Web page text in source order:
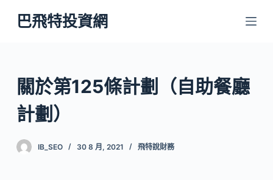
跳
至
內
容
巴飛特投資網
關於第125條計劃（自助餐廳
計劃）
IB_SEO 30 8 月, 2021 飛特說財務